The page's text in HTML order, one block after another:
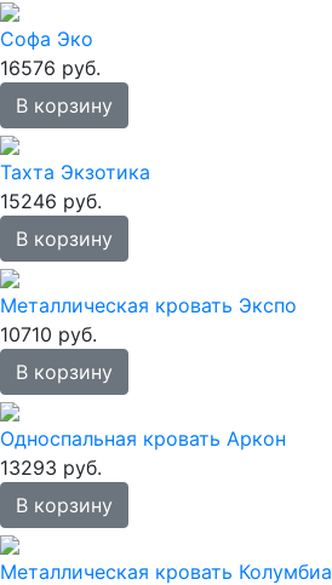
Софа Эко
16576 руб.
В корзину
Тахта Экзотика
15246 руб.
В корзину
Металлическая кровать Экспо
10710 руб.
В корзину
Односпальная кровать Аркон
13293 руб.
В корзину
Металлическая кровать Колумбиа